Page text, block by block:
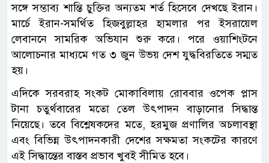
সঙ্গে সম্ভাব্য শান্তি চুক্তির অন্যতম শর্ত হিসেবে দেখছে ইরান।
মার্চে ইরান-সমর্থিত হিজবুল্লাহর হামলার পর ইসরায়েল
লেবাননে সামরিক অভিযান শুরু করে। পরে ওয়াশিংটনে
আলোচনার মাধ্যমে গত ৩ জুন উভয় দেশ যুদ্ধবিরতিতে সম্মত
হয়।
এদিকে সরবরাহ সংকট মোকাবিলায় রোববার ওপেক প্লাস
টানা চতুর্থবারের মতো তেল উৎপাদন বাড়ানোর সিদ্ধান্ত
নিয়েছে। তবে বিশ্লেষকদের মতে, হরমুজ প্রণালির অচলাবস্থা
এবং বিভিন্ন উৎপাদনকারী দেশের সক্ষমতা সংকটের কারণে
এই সিদ্ধান্তের বাস্তব প্রভাব খুবই সীমিত হবে।